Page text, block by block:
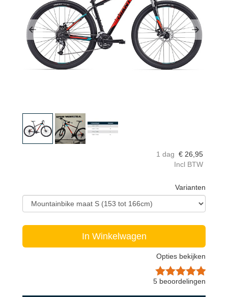
Previous Next
1 dag € 26,95
Incl BTW
Varianten
In Winkelwagen
Opties bekijken
5 beoordelingen